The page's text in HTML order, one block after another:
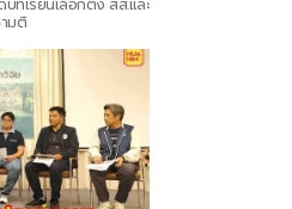
ทเรียนเลือกตั้ง สส.และ
มติ